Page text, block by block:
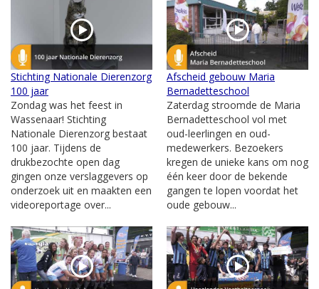
Stichting Nationale Dierenzorg
100 jaar
Zondag was het feest in
Wassenaar! Stichting
Nationale Dierenzorg bestaat
100 jaar. Tijdens de
drukbezochte open dag
gingen onze verslaggevers op
onderzoek uit en maakten een
videoreportage over...
Afscheid gebouw Maria
Bernadetteschool
Zaterdag stroomde de Maria
Bernadetteschool vol met
oud-leerlingen en oud-
medewerkers. Bezoekers
kregen de unieke kans om nog
één keer door de bekende
gangen te lopen voordat het
oude gebouw...